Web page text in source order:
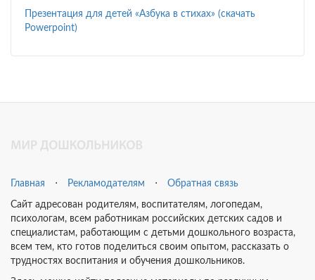
Презентация для детей «Азбука в стихах» (скачать
Powerpoint)
Главная ⋅ Рекламодателям ⋅ Обратная связь
Сайт адресован родителям, воспитателям, логопедам,
психологам, всем работникам российских детских садов и
специалистам, работающим с детьми дошкольного возраста,
всем тем, кто готов поделиться своим опытом, рассказать о
трудностях воспитания и обучения дошкольников.